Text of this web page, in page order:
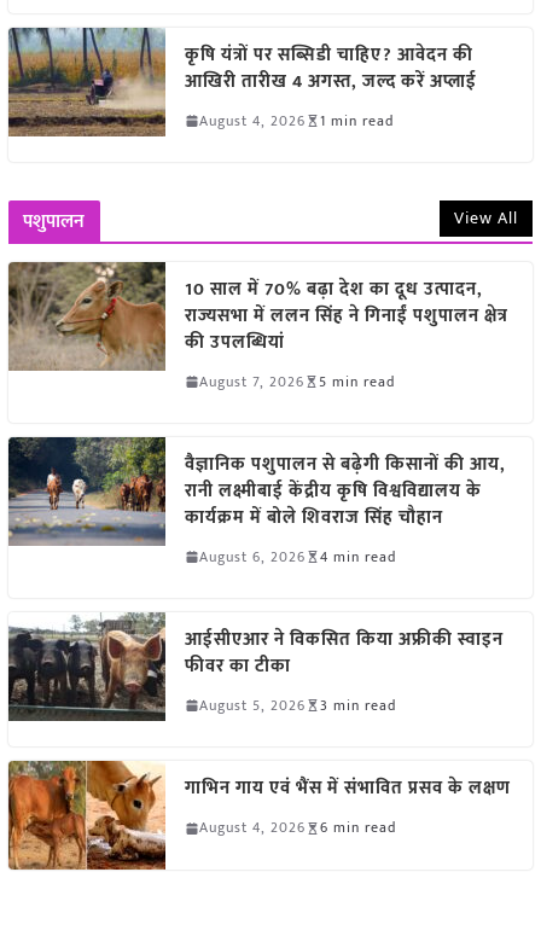
कृषि यंत्रों पर सब्सिडी चाहिए? आवेदन की
आखिरी तारीख 4 अगस्त, जल्द करें अप्लाई
August 4, 2026 1 min read
पशुपालन View All
10 साल में 70% बढ़ा देश का दूध उत्पादन,
राज्यसभा में ललन सिंह ने गिनाईं पशुपालन क्षेत्र
की उपलब्धियां
August 7, 2026 5 min read
वैज्ञानिक पशुपालन से बढ़ेगी किसानों की आय,
रानी लक्ष्मीबाई केंद्रीय कृषि विश्वविद्यालय के
कार्यक्रम में बोले शिवराज सिंह चौहान
August 6, 2026 4 min read
आईसीएआर ने विकसित किया अफ्रीकी स्वाइन
फीवर का टीका
August 5, 2026 3 min read
गाभिन गाय एवं भैंस में संभावित प्रसव के लक्षण
August 4, 2026 6 min read